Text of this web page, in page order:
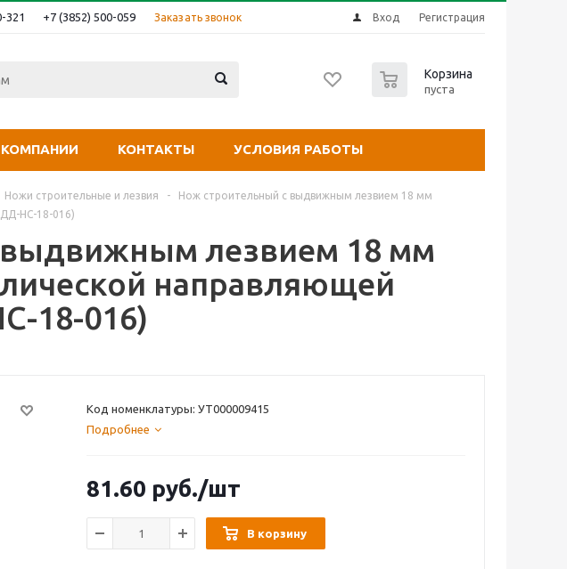
321 +7 (3852) 500-059 Заказать звонок Вход Регистрация
Корзина
пуста
КОНТАКТЫ УСЛОВИЯ РАБОТЫ
Ножи строительные и лезвия -
Нож строительный с выдвижным лезвием 18 мм
НС-18-016)
лезвием 18 мм
направляющей
18-016)
Код номенклатуры: УТ000009415
Подробнее
81.60 руб./шт
В корзину